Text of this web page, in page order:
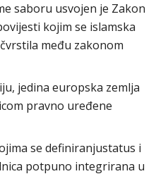
saboru usvojen je Zakon
kojim se islamska
među zakonom
jedina europska zemlja
pravno uređene
se definiranjustatus i
potpuno integrirana u